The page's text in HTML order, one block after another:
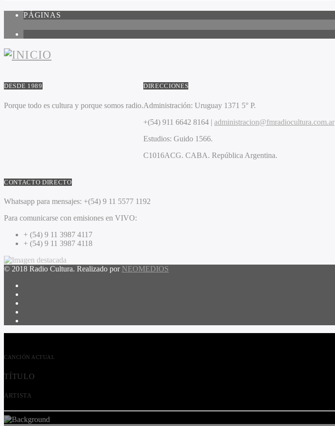
PÁGINAS
DESDE 1989
Porque todo es cultura y porque somos radio.
DIRECCIONES
Administración: Uruguay 1371 5° P.
+(54) 911 6642 8164 | administracion@fmradiocultura.com.ar
Estudios: Guido 1566.
C1016ACG. CABA. República Argentina.
CONTACTO DIRECTO
Whatsapp para mensajes: +(54) 9 11 5577 1192
Para comunicarse con emisiones en VIVO:
+ (54) 9 11 3987 4117
+ (54) 9 11 3987 4118
© 2018 Radio Cultura. Realizado por NEOMEDIOS
CANCIÓN ACTUAL
TÍTULO
ARTISTA